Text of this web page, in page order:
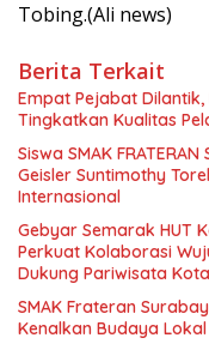
Tobing.(Ali news)
Berita Terkait
Empat Pejabat
Tingkatkan Kualitas
Siswa SMAK
Geisler Suntimothy
Internasional
Gebyar Semarak HUT
Perkuat Kolaborasi
Dukung Pariwisata
SMAK Frateran
Kenalkan Budaya